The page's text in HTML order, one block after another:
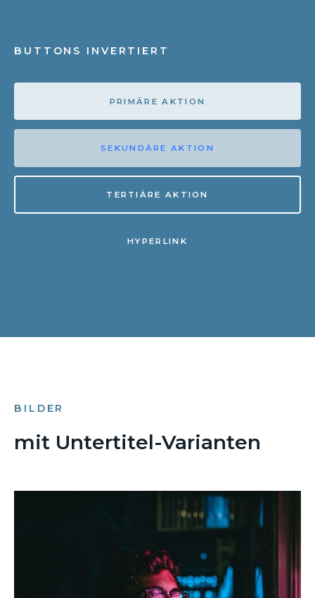
BUTTONS INVERTIERT
PRIMÄRE AKTION
SEKUNDÄRE AKTION
TERTIÄRE AKTION
HYPERLINK
BILDER
mit Untertitel-Varianten